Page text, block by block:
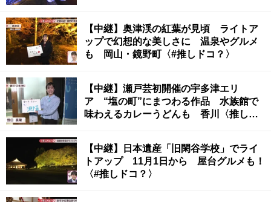
【中継】奥津渓の紅葉が見頃 ライトア
ップで幻想的な美しさに 温泉やグルメ
も 岡山・鏡野町〈#推しドコ？〉
【中継】瀬戸芸初開催の宇多津エリ
ア “塩の町”にまつわる作品 水族館で
味わえるカレーうどんも 香川〈推しド
【中継】日本遺産「旧閑谷学校」でライ
トアップ 11月1日から 屋台グルメも！
〈#推しドコ？〉